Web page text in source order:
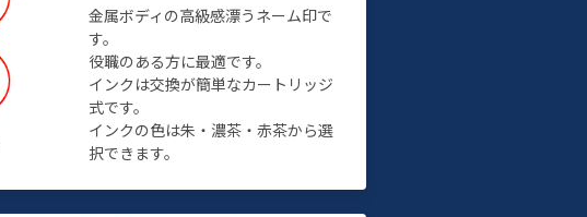
金属ボディの高級感漂うネーム印で
す。
役職のある方に最適です。
インクは交換が簡単なカートリッジ
式です。
インクの色は朱・濃茶・赤茶から選
択できます。